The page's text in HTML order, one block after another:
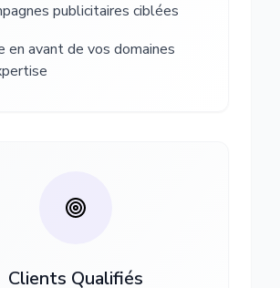
publicitaires ciblées
en avant de vos domaines
Clients Qualifiés